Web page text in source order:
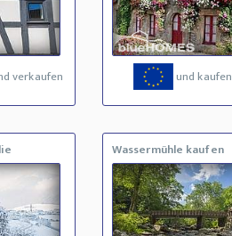
verkaufen und kaufen
Wassermühle kaufen